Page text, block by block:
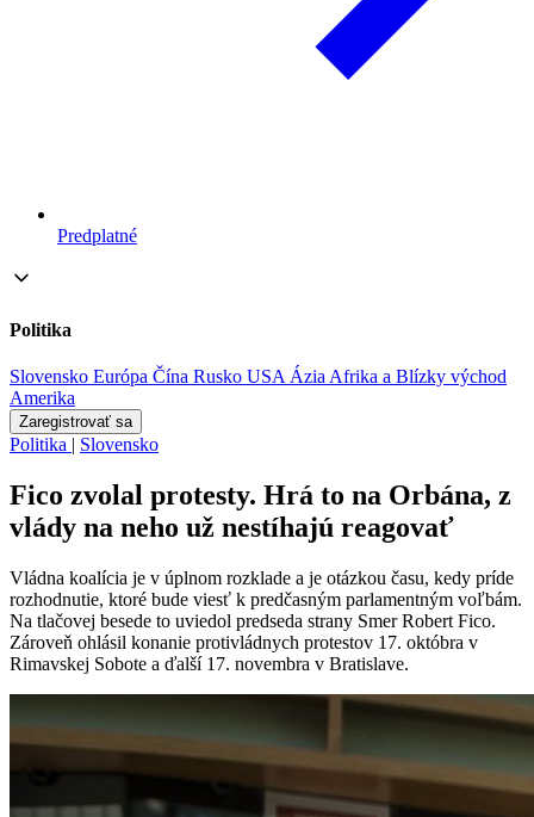
Predplatné
Politika
Slovensko Európa Čína Rusko USA ÁziaAfrika a Blízky východ
Amerika
Zaregistrovať sa
Politika | Slovensko
Fico zvolal protesty. Hrá to na Orbána, z
vlády na neho už nestíhajú reagovať
Vládna koalícia je v úplnom rozklade a je otázkou času, kedy príde
rozhodnutie, ktoré bude viesť k predčasným parlamentným voľbám.
Na tlačovej besede to uviedol predseda strany Smer Robert Fico.
Zároveň ohlásil konanie protivládnych protestov 17. októbra v
Rimavskej Sobote a ďalší 17. novembra v Bratislave.